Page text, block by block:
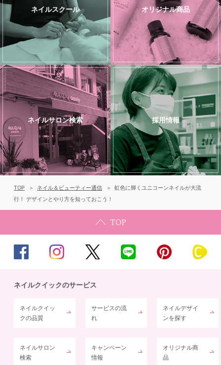
ネイルスクール オリジナル商品
ネイルサロン検索 採用情報
TOP ネイル＆ビューティー通信
虹色に輝くユニコーンネイルが大流
行！ デザインとやり方を知っておこう！
ネイルクイックのサービス
ネイルクイッ
クの品質
サービスの流
れ
ネイルデザイ
ンを探す
ネイルサロン
検索
キャンペーン
情報
オリジナル商
品